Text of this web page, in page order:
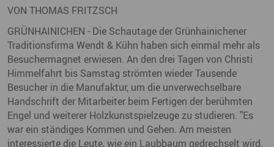
VON THOMAS FRITZSCH
GRÜNHAINICHEN - Die Schautage der Grünhainichener
Traditionsfirma Wendt & Kühn haben sich einmal mehr als
Besuchermagnet erwiesen. An den drei Tagen von Christi
Himmelfahrt bis Samstag strömten wieder Tausende
Besucher in die Manufaktur, um die unverwechselbare
Handschrift der Mitarbeiter beim Fertigen der berühmten
Engel und weiterer Holzkunstspielzeuge zu studieren. "Es
war ein ständiges Kommen und Gehen. Am meisten
interessierte die Leute, wie ein Laubbaum gedrechselt wird.